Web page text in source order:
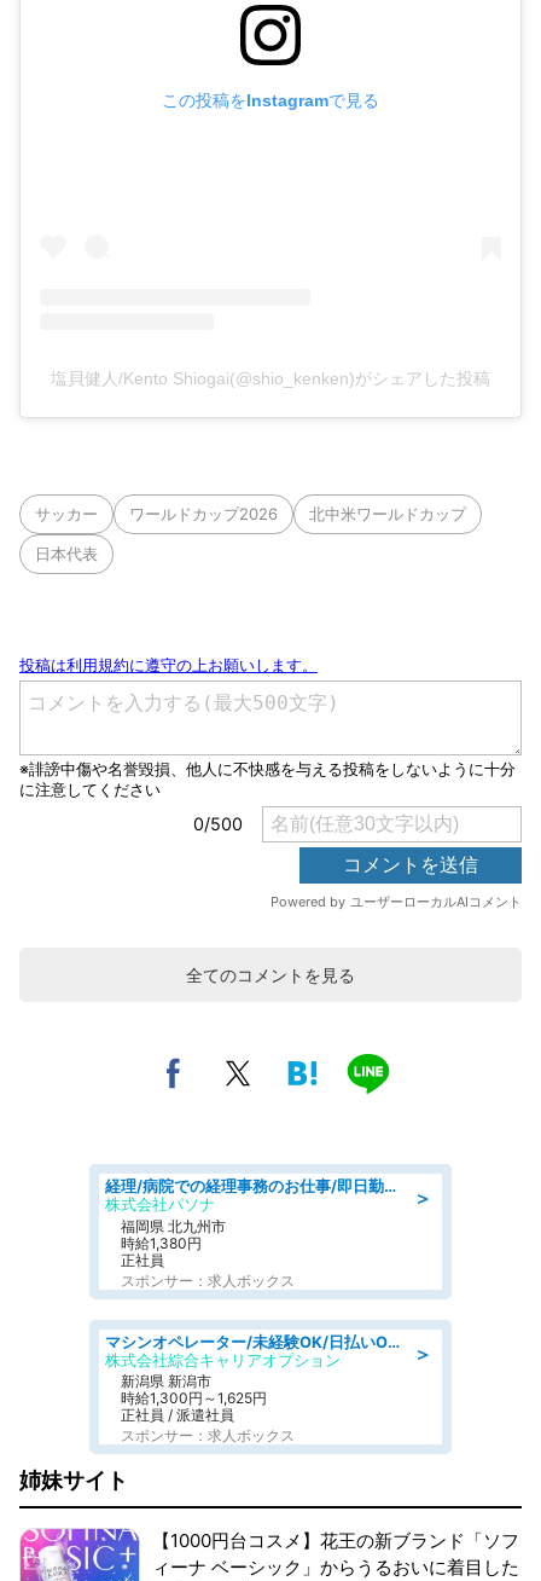
この投稿をInstagramで見る
塩貝健人/Kento Shiogai(@shio_kenken)がシェアした投稿
サッカー ワールドカップ2026 北中米ワールドカップ
日本代表
全てのコメントを見る
＞
経理/病院での経理事務のお仕事/即日勤務可/車通勤可/経理/一般事務
株式会社パソナ
福岡県 北九州市
時給1,380円
正社員
スポンサー：求人ボックス
＞
マシンオペレーター/未経験OK/日払いOK/寮費無料/交替制/20・30・40代活躍中
株式会社綜合キャリアオプション
新潟県 新潟市
時給1,300円～1,625円
正社員 / 派遣社員
スポンサー：求人ボックス
姉妹サイト
【1000円台コスメ】花王の新ブランド「ソフ
ィーナ ベーシック」からうるおいに着目した